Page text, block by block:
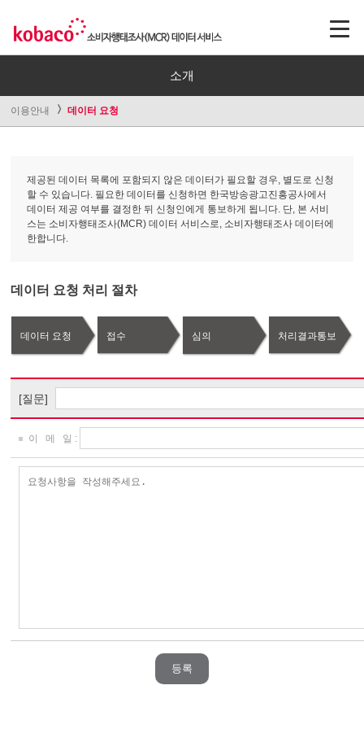
소개
이용안내 데이터 요청
제공된 데이터 목록에 포함되지 않은 데이터가 필요할 경우, 별도로 신청
할 수 있습니다. 필요한 데이터를 신청하면 한국방송광고진흥공사에서
데이터 제공 여부를 결정한 뒤 신청인에게 통보하게 됩니다. 단, 본 서비
스는 소비자행태조사(MCR) 데이터 서비스로, 소비자행태조사 데이터에
한합니다.
데이터 요청 처리 절차
데이터 요청 접수 심의 처리결과통보
[질문]
이 메 일 :
등록